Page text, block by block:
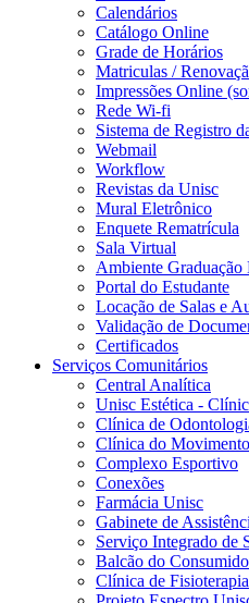
Calendários
Catálogo Online
Grade de Horários
Matriculas /
Impressões Online
Rede Wi-fi
Sistema de Registro
Webmail
Workflow
Revistas da Unisc
Mural Eletrônico
Enquete Rematrícula
Sala Virtual
Ambiente
Portal do Estudante
Locação de Salas e
Validação de
Certificados
Serviços Comunitários
Central Analítica
Unisc Estética -
Clínica de
Clínica do
Complexo Esportivo
Conexões
Farmácia Unisc
Gabinete de
Serviço Integrado de
Balcão do
Clínica de Fisioterapia